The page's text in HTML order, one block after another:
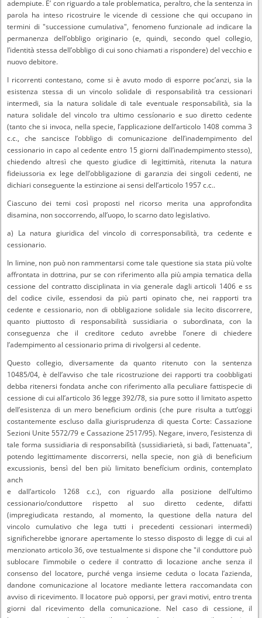
adempiute. E’ con riguardo a tale problematica, peraltro, che la sentenza in
parola ha inteso ricostruire le vicende di cessione che qui occupano in
termini di "successione cumulativa", fenomeno funzionale ad indicare la
permanenza dell’obbligo originario (e, quindi, secondo quel collegio,
l’identità stessa dell’obbligo di cui sono chiamati a rispondere) del vecchio e
nuovo debitore.
I ricorrenti contestano, come si è avuto modo di esporre poc’anzi, sia la
esistenza stessa di un vincolo solidale di responsabilità tra cessionari
intermedi, sia la natura solidale di tale eventuale responsabilità, sia la
natura solidale del vincolo tra ultimo cessíonario e suo diretto cedente
(tanto che si invoca, nella specie, l’applicazione dell’articolo 1408 comma 3
c.c., che sancisce l’obbligo di comunicazione dell’inadempimento del
cessionario in capo al cedente entro 15 giorni dall’inadempimento stesso),
chiedendo altresì che questo giudice di legittimità, ritenuta la natura
fideiussoria ex lege dell’obbligazione di garanzia dei singoli cedenti, ne
dichiari conseguente la estinzione ai sensi dell’articolo 1957 c.c..
Ciascuno dei temi così proposti nel ricorso merita una approfondita
disamina, non soccorrendo, all’uopo, lo scarno dato legislativo.
a) La natura giuridica del vincolo di corresponsabilità, tra cedente e
cessionario.
In limine, non può non rammentarsi come tale questione sia stata più volte
affrontata in dottrina, pur se con riferimento alla più ampia tematica della
cessione del contratto disciplinata in via generale dagli articoli 1406 e ss
del codice civile, essendosi da più parti opinato che, nei rapporti tra
cedente e cessionario, non di obbligazione solidale sia lecito discorrere,
quanto piuttosto di responsabilità sussidiaria o subordinata, con la
conseguenza che il creditore ceduto avrebbe l’onere di chiedere
l’adempimento al cessionario prima di rivolgersi al cedente.
Questo collegio, diversamente da quanto ritenuto con la sentenza
10485/04, è dell’avviso che tale ricostruzione dei rapporti tra coobbligati
debba ritenersi fondata anche con riferimento alla peculiare fattispecie di
cessione di cui all’articolo 36 legge 392/78, sia pure sotto il limitato aspetto
dell’esistenza di un mero beneficium ordinis (che pure risulta a tutt’oggi
costantemente escluso dalla giurisprudenza di questa Corte: Cassazione
Sezioni Unite 5572/79 e Cassazione 2517/95). Negare, invero, l’esistenza di
tale forma sussidiaria di responsabilìtà (sussidiarietà, si badi, l’attenuata",
potendo legittimamente discorrersi, nella specie, non già di beneficium
excussionis, bensì del ben più limitato benefícium ordinis, contemplato
anch
e dall’articolo 1268 c.c.), con riguardo alla posizione dell’ultimo
cessionario/conduttore rispetto al suo diretto cedente, difatti
(impregiudicata restando, al momento, la questione della natura del
vincolo cumulativo che lega tutti i precedenti cessionari intermedi)
significherebbe ignorare apertamente lo stesso disposto di legge di cui al
menzionato articolo 36, ove testualmente si dispone che "il conduttore può
sublocare l’immobile o cedere il contratto di locazione anche senza il
consenso del locatore, purché venga insieme ceduta o locata l’azienda,
dandone comunicazione al locatore mediante lettera raccomandata con
avviso di ricevimento. Il locatore può opporsi, per gravi motivi, entro trenta
giorni dal ricevimento della comunicazione. Nel caso di cessione, il